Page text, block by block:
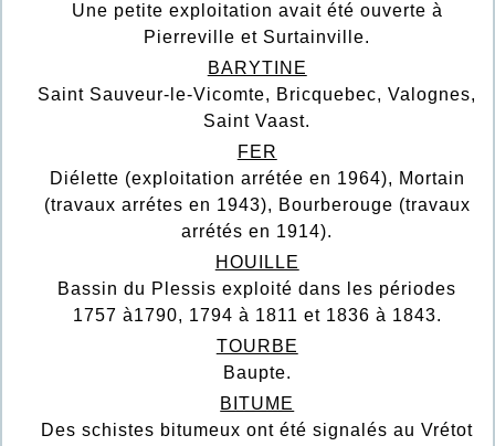
Une petite exploitation avait été ouverte à
Pierreville et Surtainville.
BARYTINE
Saint Sauveur-le-Vicomte, Bricquebec, Valognes,
Saint Vaast.
FER
Diélette (exploitation arrétée en 1964), Mortain
(travaux arrétes en 1943), Bourberouge (travaux
arrétés en 1914).
HOUILLE
Bassin du Plessis exploité dans les périodes
1757 à1790, 1794 à 1811 et 1836 à 1843.
TOURBE
Baupte.
BITUME
Des schistes bitumeux ont été signalés au Vrétot